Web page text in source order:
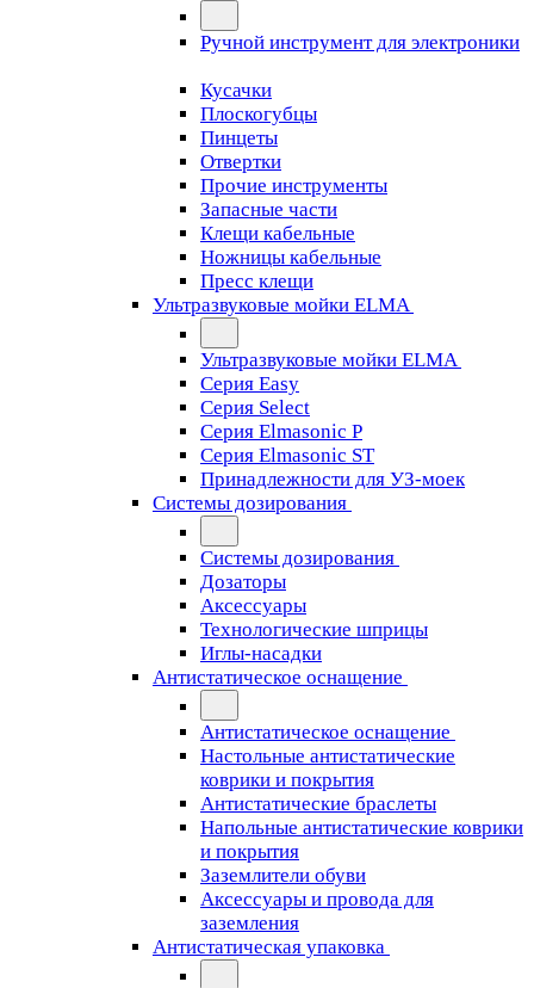
Ручной инструмент для электроники
Кусачки
Плоскогубцы
Пинцеты
Отвертки
Прочие инструменты
Запасные части
Клещи кабельные
Ножницы кабельные
Пресс клещи
Ультразвуковые мойки ELMA
Ультразвуковые мойки ELMA
Серия Easy
Серия Select
Серия Elmasonic P
Серия Elmasonic ST
Принадлежности для УЗ-моек
Системы дозирования
Системы дозирования
Дозаторы
Аксессуары
Технологические шприцы
Иглы-насадки
Антистатическое оснащение
Антистатическое оснащение
Настольные антистатические
коврики и покрытия
Антистатические браслеты
Напольные антистатические коврики
и покрытия
Заземлители обуви
Аксессуары и провода для
заземления
Антистатическая упаковка